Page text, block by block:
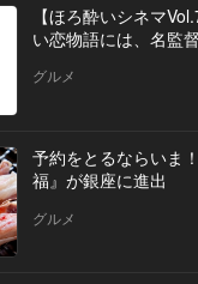
【ほろ酔いシネマ
い恋物語には、名監
グルメ
予約をとるならいま
福』が銀座に進出
グルメ